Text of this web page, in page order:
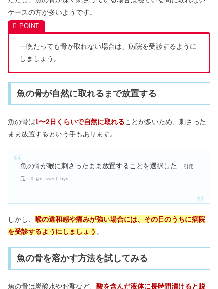
ケースの方が多いようです。
一晩たっても骨が取れない場合は、病院を受診するように
しましょう。
魚の骨が自然に取れるまで放置する
魚の骨は1〜2日くらいで自然に取れることが多いため、刺さった
まま放置するという手もあります。
魚の骨が喉に刺さったまま放置することを選択した 引用
元：X-@ri_tweet_byri
しかし、 喉の違和感や痛みが強い場合には、その日のうちに病院
を受診するようにしましょう 。
魚の骨を溶かす方法を試してみる
魚の骨は炭酸水やお酢など、 酸を含んだ液体に長時間漬けると脱